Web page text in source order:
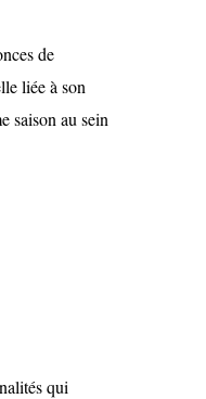
de
liée à son
saison au sein
qui